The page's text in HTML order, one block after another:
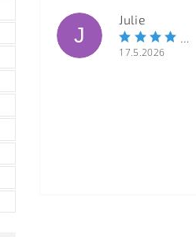
J
Julie
17.5.2026